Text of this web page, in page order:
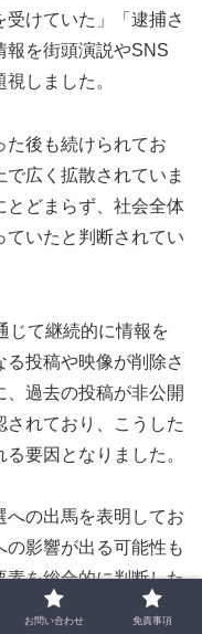
けていた」「逮捕さ
報を街頭演説やSNS
しました。
た後も続けられてお
広く拡散されていま
とどまらず、社会全体
ていたと判断されてい
じて継続的に情報を
投稿や映像が削除さ
過去の投稿が非公開
れており、こうした
要因となりました。
への出馬を表明してお
の影響が出る可能性も
素を総合的に判断した
と結論づけ、2025
お問い合わせ 免責事項